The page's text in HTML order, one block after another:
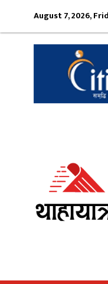
August 7, 2026,